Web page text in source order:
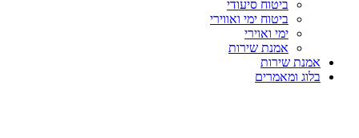
ביטוח סיעודי
ביטוח ימי ואווירי
ימי ואוירי
אמנת שירות
אמנת שירות
בלוג ומאמרים